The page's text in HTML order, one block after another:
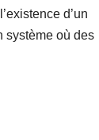
d’un
système où des